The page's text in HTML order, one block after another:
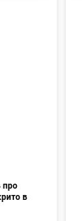
про
в